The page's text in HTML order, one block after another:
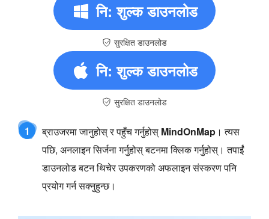
नि: शुल्क डाउनलोड
सुरक्षित डाउनलोड
नि: शुल्क डाउनलोड
सुरक्षित डाउनलोड
1 ब्राउजरमा जानुहोस् र पहुँच गर्नुहोस् MindOnMap । त्यस
पछि, अनलाइन सिर्जना गर्नुहोस् बटनमा क्लिक गर्नुहोस्। तपाईं
डाउनलोड बटन थिचेर उपकरणको अफलाइन संस्करण पनि
प्रयोग गर्न सक्नुहुन्छ।